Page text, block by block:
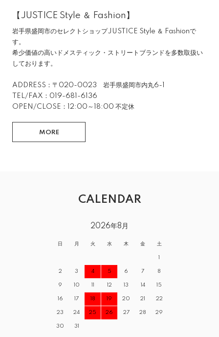
【JUSTICE Style ＆ Fashion】
岩手県盛岡市のセレクトショップJUSTICE Style ＆ Fashionで
す。
希少価値の高いドメスティック・ストリートブランドを多数取扱い
しております。
ADDRESS：〒020-0023 岩手県盛岡市内丸6-1
TEL/FAX：019-681-6136
OPEN/CLOSE：12:00～18:00 不定休
MORE
CALENDAR
2026年8月
日 月 火 水 木 金 土
1
2 3 4 5 6 7 8
9 10 11 12 13 14 15
16 17 18 19 20 21 22
23 24 25 26 27 28 29
30 31